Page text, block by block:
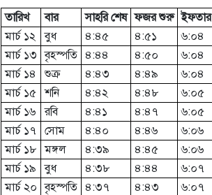
তারিখ বার সাহরি শেষ ফজর শুরু ইফতার
মার্চ ১২
বুধ ৪:৪৫ ৪:৫১
৬:০৪
মার্চ ১৩ বৃহস্পতি ৪:৪৪ ৪:৫০
৬:০৪
মার্চ ১৪
শুক্র ৪:৪৩ ৪:৪৯
৬:০৪
মার্চ ১৫ শনি ৪:৪২ ৪:৪৮
৬:০৫
মার্চ ১৬
রবি ৪:৪১ ৪:৪৭
৬:০৫
মার্চ ১৭
সোম ৪:৪০ ৪:৪৬
৬:০৬
মার্চ ১৮ মঙ্গল ৪:৩৯ ৪:৪৫
৬:০৬
মার্চ ১৯
বুধ ৪:৩৮ ৪:৪৪
৬:০৭
মার্চ ২০ বৃহস্পতি ৪:৩৭ ৪:৪৩
৬:০৭